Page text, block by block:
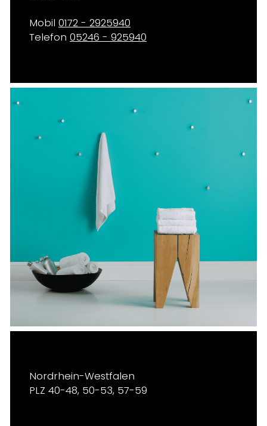
Mobil 0172 - 2925940
Telefon 05246 - 925940
Nordrhein-Westfalen
PLZ 40-48, 50-53, 57-59